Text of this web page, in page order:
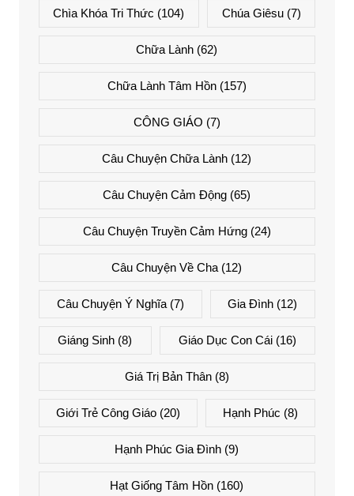
Chìa Khóa Tri Thức (104) Chúa Giêsu(7)
Chữa Lành (62)
Chữa Lành Tâm Hồn(157)
CÔNG GIÁO (7)
Câu Chuyện Chữa Lành (12)
Câu Chuyện Cảm Động (65)
Câu Chuyện Truyền Cảm Hứng(24)
Câu Chuyện Về Cha (12)
Câu Chuyện Ý Nghĩa(7) Gia Đình (12)
Giáng Sinh (8) Giáo Dục Con Cái(16)
Giá Trị Bản Thân(8)
Giới Trẻ Công Giáo(20) Hạnh Phúc (8)
Hạnh Phúc Gia Đình (9)
Hạt Giống Tâm Hồn (160)